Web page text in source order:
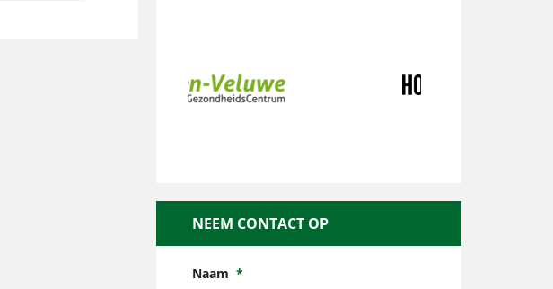
NEEM CONTACT OP
Naam *